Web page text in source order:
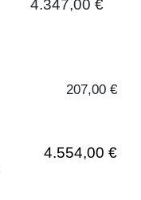
4.347,00 €
207,00 €
4.554,00 €